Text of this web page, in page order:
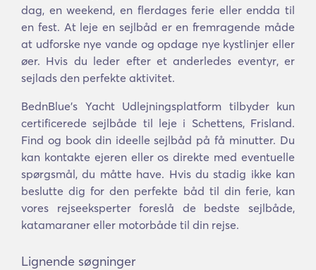
dag, en weekend, en flerdages ferie eller endda til
en fest. At leje en sejlbåd er en fremragende måde
at udforske nye vande og opdage nye kystlinjer eller
øer. Hvis du leder efter et anderledes eventyr, er
sejlads den perfekte aktivitet.
BednBlue's Yacht Udlejningsplatform tilbyder kun
certificerede sejlbåde til leje i Schettens, Frisland.
Find og book din ideelle sejlbåd på få minutter. Du
kan kontakte ejeren eller os direkte med eventuelle
spørgsmål, du måtte have. Hvis du stadig ikke kan
beslutte dig for den perfekte båd til din ferie, kan
vores rejseeksperter foreslå de bedste sejlbåde,
katamaraner eller motorbåde til din rejse.
Lignende søgninger